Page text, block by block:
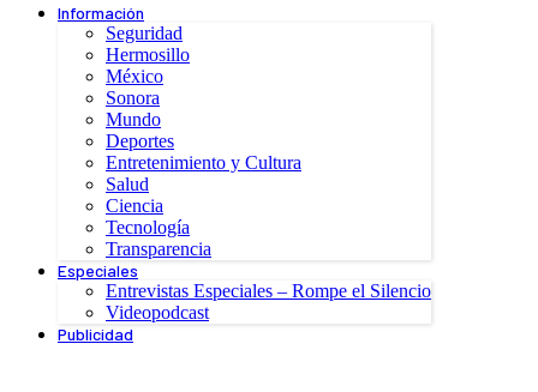
Información
Seguridad
Hermosillo
México
Sonora
Mundo
Deportes
Entretenimiento y Cultura
Salud
Ciencia
Tecnología
Transparencia
Especiales
Entrevistas Especiales – Rompe el Silencio
Videopodcast
Publicidad